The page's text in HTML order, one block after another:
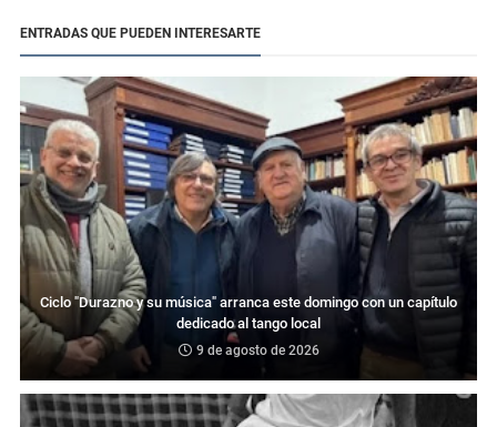
ENTRADAS QUE PUEDEN INTERESARTE
Ciclo "Durazno y su música" arranca este domingo con un capítulo
dedicado al tango local
9 de agosto de 2026